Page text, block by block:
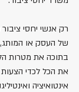
רק אנשי יחסי
של העסק או
בתוכה את מטרות
את הכל לכדי
אינטואיציה